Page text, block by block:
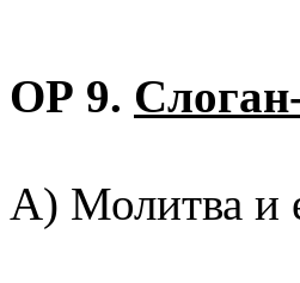
ОР 9.
А) Молитва и